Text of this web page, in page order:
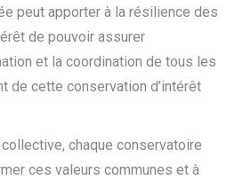
peut apporter à la résilience des
de pouvoir assurer
et la coordination de tous les
de cette conservation d’intérêt
chaque conservatoire
ces valeurs communes et à